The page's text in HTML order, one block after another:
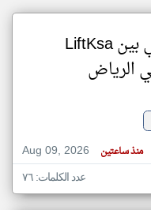
خبر : احتفال تعاوني بين LiftKsa
Aug 09, 2026
منذ ساعتين
عدد الكلمات: ٧٦